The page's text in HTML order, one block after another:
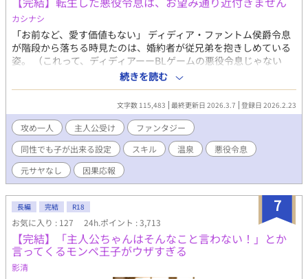
ることができると考えたエリオットは、賞金欲しさに出場を決意
する。 結果は見事優勝。 しかし翌日、王宮より使者がやってく
る。 呼び出し主は会ったこともないはずの第三王子で…！？ 最強
だけど執着溺愛が止まらない年下大型犬王子×恋愛に疎い天才パ
ティシエの王宮を舞台にしたサスペンス要素ありのラブコメで
カシナシ
「お前など、愛す価値もない」 ディディア・ファントム侯爵令息
が階段から落ちる時見たのは、婚約者が従兄弟を抱きしめている
姿。 （これって、ディディアーーBLゲームの悪役令息じゃない
か！） 妹の笑顔を見るためにやりこんでいたBLゲーム。引くほど
レベルを上げた主人公のスキルが、なぜかディディアに転生して
そのまま引き継いでいる。 スキルなしとして家族に『失敗作』と
蔑まれていたのは、そのスキルのレベルが高すぎたかららしい。
スキルと自分を取り戻したディディアは、婚約者を追いかけまわ
すのを辞め、自立に向けて淡々と準備をする。 もちろん元婚約者
と従兄弟には近付かないので、絡んでこないでいただけます？ 十
万文字程度。 3/7 完結しました！ ※主人公：マイペース美人受け
※女性向けHOTランキング1位、ありがとうございました。完結ま
た！あああありがとうございます……！｡ﾟ(ﾟ´Д`ﾟ)ﾟ｡ たくさんの
閲覧、イイね、エール、感想は、作者の血肉になります……！(o
´ω`o)ありがとうございます！(●′ω`人′ω`●)
続きを読む
文字数 115,483 最終更新日 2026.3.7 登録日 2026.2.23
攻め一人 主人公受け
ファンタジー
同性でも子が出来る設定
スキル 温泉
悪役令息
元サヤなし
因果応報
7
長編 完結 R18
お気に入り : 127 24h.ポイント : 3,713
【完結】「主人公ちゃんはそんなこと言わない！」とか
言ってくるモンペ王子がウザすぎる
影清